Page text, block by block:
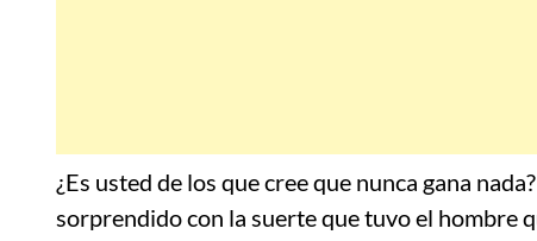
¿Es usted de los que cree que nunca gana
sorprendido con la suerte que tuvo el hombre